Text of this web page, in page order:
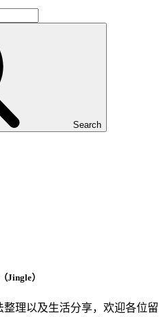
Search
Jingle）
理以及生活分享，欢迎各位留